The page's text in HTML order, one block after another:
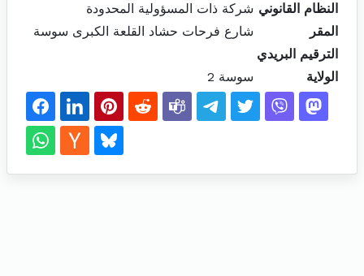
النظام القانوني شركة ذات المسؤولية المحدودة
المقر
شارع فرحات حشاد القلعة الكبرى سوسة
الترقيم البريدي
الولاية
سوسة 2